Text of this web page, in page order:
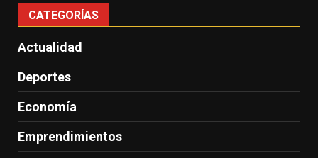
CATEGORÍAS
Actualidad
Deportes
Economía
Emprendimientos